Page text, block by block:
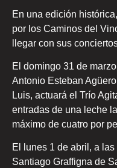
En una edición
por los Caminos del
llegar con sus
El domingo 31 de
Antonio Esteban
Luis, actuará el Trío
entradas de una leche
máximo de cuatro por
El lunes 1 de abril, a
Santiago Graffigna de